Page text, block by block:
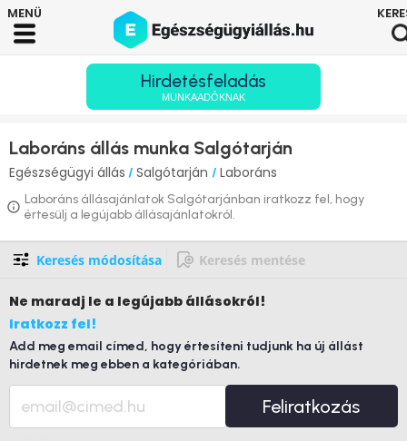
Hirdetésfeladás
MUNKAADÓKNAK
Laboráns állás munka Salgótarján
Egészségügyi állás / Salgótarján / Laboráns
Laboráns állásajánlatok Salgótarjánban iratkozz fel, hogy
értesülj a legújabb állásajánlatokról.
Keresés módosítása Keresés mentése
Ne maradj le a legújabb állásokról!
Iratkozz fel!
Add meg email címed, hogy értesíteni tudjunk ha új állást
hirdetnek meg ebben a kategóriában.
Feliratkozás